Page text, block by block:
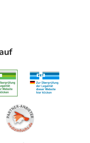
(komplementär
den aktuellen
Methoden.
Sie ist
sondern eine
und Patienten